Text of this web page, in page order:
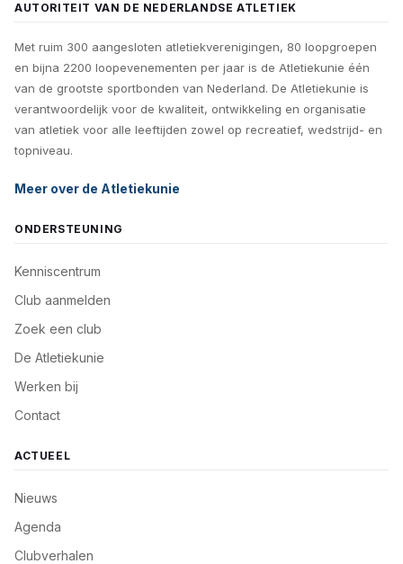
AUTORITEIT VAN DE NEDERLANDSE ATLETIEK
Met ruim 300 aangesloten atletiekverenigingen, 80 loopgroepen
en bijna 2200 loopevenementen per jaar is de Atletiekunie één
van de grootste sportbonden van Nederland. De Atletiekunie is
verantwoordelijk voor de kwaliteit, ontwikkeling en organisatie
van atletiek voor alle leeftijden zowel op recreatief, wedstrijd- en
topniveau.
Meer over de Atletiekunie
ONDERSTEUNING
Kenniscentrum
Club aanmelden
Zoek een club
De Atletiekunie
Werken bij
Contact
ACTUEEL
Nieuws
Agenda
Clubverhalen